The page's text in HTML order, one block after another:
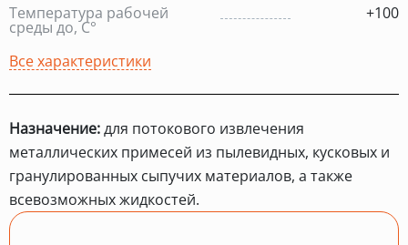
Температура рабочей
среды до, С°
+100
Все характеристики
Назначение:для потокового извлечения
металлических примесей из пылевидных, кусковых и
гранулированных сыпучих материалов, а также
всевозможных жидкостей.